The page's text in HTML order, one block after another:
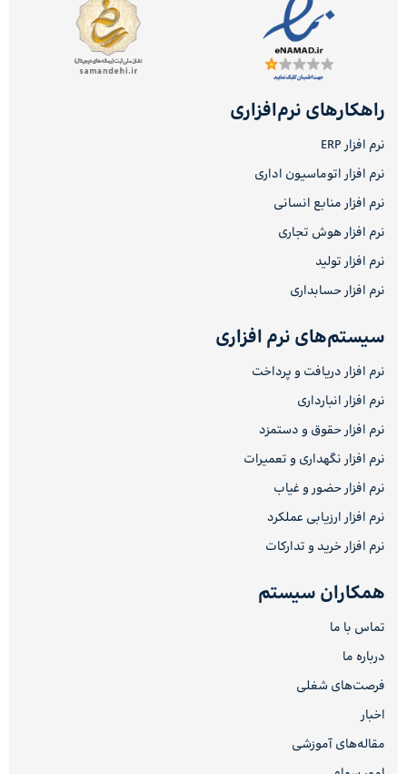
راهکارهای نرم‌افزاری
نرم افزار ERP
نرم افزار اتوماسیون اداری
نرم افزار منابع انسانی
نرم افزار هوش تجاری
نرم افزار تولید
نرم افزار حسابداری
سیستم‌های نرم افزاری
نرم افزار دریافت و پرداخت
نرم افزار انبارداری
نرم افزار حقوق و دستمزد
نرم افزار نگهداری و تعمیرات
نرم افزار حضور و غیاب
نرم افزار ارزیابی عملکرد
نرم افزار خرید و تدارکات
همکاران سیستم
تماس با ما
درباره ما
فرصت‌های شغلی
اخبار
مقاله‌های آموزشی